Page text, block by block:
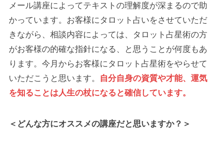
メール講座によってテキストの理解度が深まるので助
かっています。お客様にタロット占いをさせていただ
きながら、相談内容によっては、タロット占星術の方
がお客様の的確な指針になる、と思うことが何度もあ
ります。今月からお客様にタロット占星術をやらせて
いただこうと思います。
自分自身の資質や才能、運気
を知ることは人生の杖になると確信しています。
＜どんな方にオススメの講座だと思いますか？＞